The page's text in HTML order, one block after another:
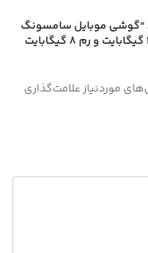
“گوشی موبایل سامسونگ
مدل Galaxy A15 دو سیم کارت ظرفیت 256 گیگابایت و رم 8 گیگابایت
موردنیاز علامت‌گذاری